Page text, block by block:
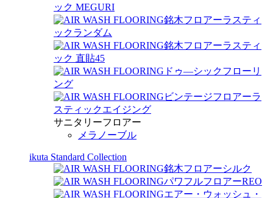
ック MEGURI
銘木フロアーラスティ
ックランダム
銘木フロアーラスティ
ック 直貼45
ドゥ―シックフローリ
ング
ビンテージフロアーラ
スティックエイジング
サニタリーフロアー
メラノーブル
ikuta Standard Collection
銘木フロアーシルク
パワフルフロアーREO
エアー・ウォッシュ・